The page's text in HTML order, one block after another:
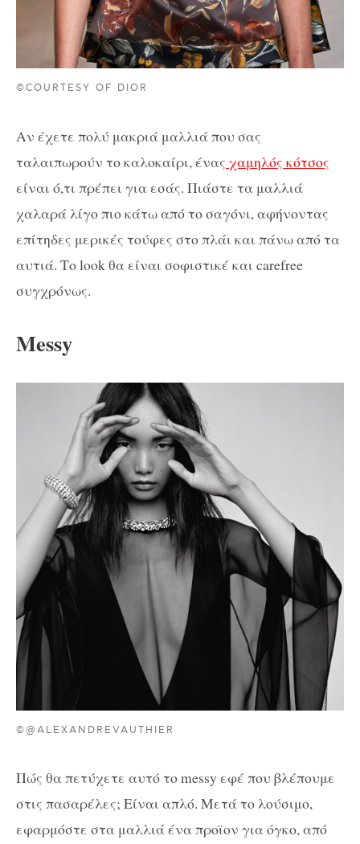
©COURTESY OF DIOR
Αν έχετε πολύ μακριά μαλλιά που σας
ταλαιπωρούν το καλοκαίρι, ένας χαμηλός κότσος
είναι ό,τι πρέπει για εσάς. Πιάστε τα μαλλιά
χαλαρά λίγο πιο κάτω από το σαγόνι, αφήνοντας
επίτηδες μερικές τούφες στο πλάι και πάνω από τα
αυτιά. Το look θα είναι σοφιστικέ και carefree
συγχρόνως.
Messy
©@ALEXANDREVAUTHIER
Πώς θα πετύχετε αυτό το messy εφέ που βλέπουμε
στις πασαρέλες; Είναι απλό. Μετά το λούσιμο,
εφαρμόστε στα μαλλιά ένα προϊον για όγκο, από